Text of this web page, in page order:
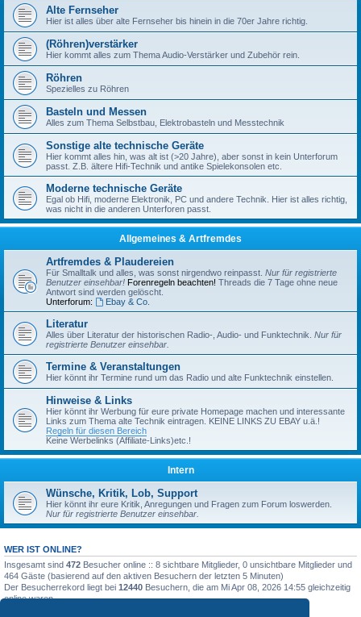
Alte Fernseher
Hier ist alles über alte Fernseher bis hinein in die 70er Jahre richtig.
(Röhren)verstärker
Hier kommt alles zum Thema Audio-Verstärker und Zubehör rein.
Röhren
Spezielles zu Röhren
Basteln und Messen
Alles zum Thema Selbstbau, Elektrobasteln und Messtechnik
Sonstige alte technische Geräte
Hier kommt alles hin, was alt ist (>20 Jahre), aber sonst in kein Unterforum
passt. Z.B. ältere Hifi-Technik und antike Spielekonsolen etc.
Moderne technische Geräte
Egal ob Hifi, moderne Elektronik, PC und andere Technik. Hier ist alles richtig,
was nicht in die anderen Unterforen passt.
Allgemeines & Artfremdes
Artfremdes & Plaudereien
Für Smalltalk und alles, was sonst nirgendwo reinpasst. Nur für registrierte
Benutzer einsehbar! Forenregeln beachten! Threads die 7 Tage ohne neue
Antwort sind werden gelöscht.
Unterforum:
Ebay & Co.
Literatur
Alles über Literatur der historischen Radio-, Audio- und Funktechnik. Nur für
registrierte Benutzer einsehbar.
Termine & Veranstaltungen
Hier könnt ihr Termine rund um das Radio und alte Funktechnik einstellen.
Hinweise & Links
Hier könnt ihr Werbung für eure private Homepage machen und interessante
Links zum Thema alte Technik eintragen. KEINE LINKS ZU EBAY u.ä.!
Regeln für diesen Bereich
Keine Werbelinks (Affiliate-Links)etc.!
Intern
Wünsche, Kritik, Lob, Support
Hier könnt ihr eure Kritik, Anregungen und Fragen zum Forum loswerden.
Nur für registrierte Benutzer einsehbar.
WER IST ONLINE?
Insgesamt sind 472 Besucher online :: 8 sichtbare Mitglieder, 0 unsichtbare Mitglieder und
464 Gäste (basierend auf den aktiven Besuchern der letzten 5 Minuten)
Der Besucherrekord liegt bei 12440 Besuchern, die am Mi Apr 08, 2026 14:55 gleichzeitig
online waren.